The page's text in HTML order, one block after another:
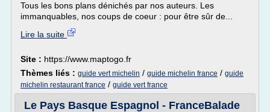
Tous les bons plans dénichés par nos auteurs. Les
immanquables, nos coups de coeur : pour être sûr de...
Lire la suite
Site : https://www.maptogo.fr
Thèmes liés : guide vert michelin / guide michelin france / guide
michelin restaurant france / guide vert france
Le Pays Basque Espagnol - FranceBalade